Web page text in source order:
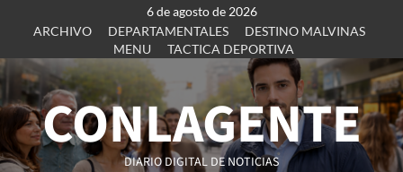
6 de agosto de 2026
ARCHIVO
DEPARTAMENTALES
DESTINO MALVINAS
MENU
TACTICA DEPORTIVA
CONLAGENTE
DIARIO DIGITAL DE NOTICIAS